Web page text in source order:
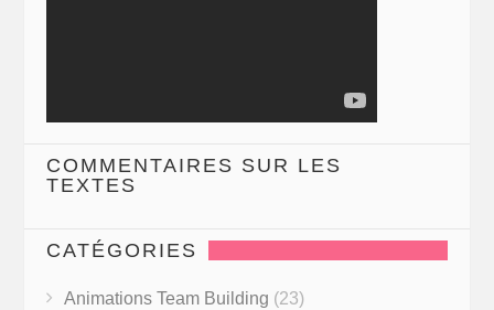
COMMENTAIRES SUR LES
TEXTES
CATÉGORIES
Animations Team Building (23)